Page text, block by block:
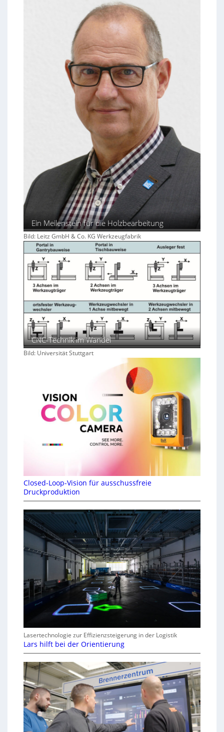
Ein Meilenstein für die Holzbearbeitung
Bild: Leitz GmbH & Co. KG Werkzeugfabrik
CNC-Technik im Wandel
Bild: Universität Stuttgart
Closed-Loop-Vision für ausschussfreie
Druckproduktion
Lasertechnologie zur Effizienzsteigerung in der Logistik
Lars hilft bei der Orientierung